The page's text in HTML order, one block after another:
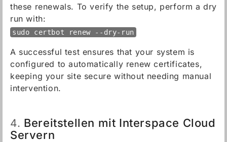
these renewals. To verify the setup, perform a dry
run with:
sudo certbot renew --dry-run
A successful test ensures that your system is
configured to automatically renew certificates,
keeping your site secure without needing manual
intervention.
4. Bereitstellen mit Interspace Cloud
Servern